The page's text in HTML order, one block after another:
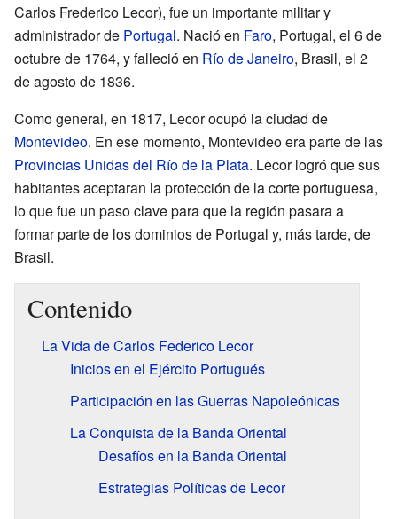
Carlos Frederico Lecor), fue un importante militar y
administrador de Portugal. Nació en Faro, Portugal, el 6 de
octubre de 1764, y falleció en Río de Janeiro, Brasil, el 2
de agosto de 1836.
Como general, en 1817, Lecor ocupó la ciudad de
Montevideo. En ese momento, Montevideo era parte de las
Provincias Unidas del Río de la Plata. Lecor logró que sus
habitantes aceptaran la protección de la corte portuguesa,
lo que fue un paso clave para que la región pasara a
formar parte de los dominios de Portugal y, más tarde, de
Brasil.
Contenido
La Vida de Carlos Federico Lecor
Inicios en el Ejército Portugués
Participación en las Guerras Napoleónicas
La Conquista de la Banda Oriental
Desafíos en la Banda Oriental
Estrategias Políticas de Lecor